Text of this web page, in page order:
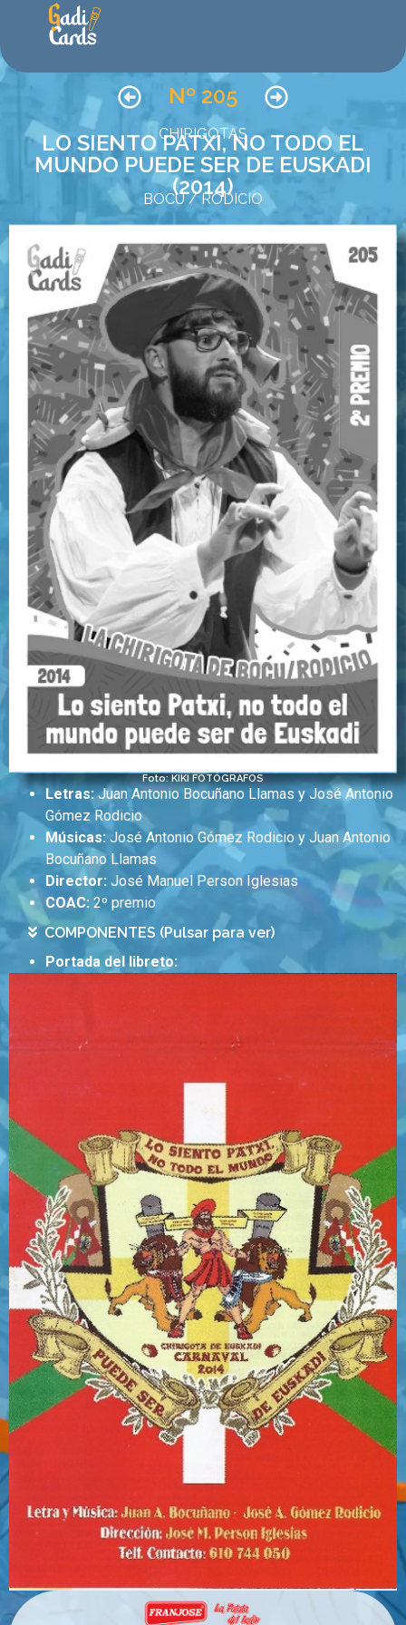
Nº 205
CHIRIGOTAS
LO SIENTO PATXI, NO TODO EL
MUNDO PUEDE SER DE EUSKADI
(2014)
BOCU / RODICIO
Foto: KIKI FOTÓGRAFOS
Letras:Juan Antonio Bocuñano Llamas y José Antonio
Gómez Rodicio
Músicas: José Antonio Gómez Rodicio y Juan Antonio
Bocuñano Llamas
Director: José Manuel Person Iglesias
COAC: 2º premio
COMPONENTES (Pulsar para ver)
Portada del libreto: